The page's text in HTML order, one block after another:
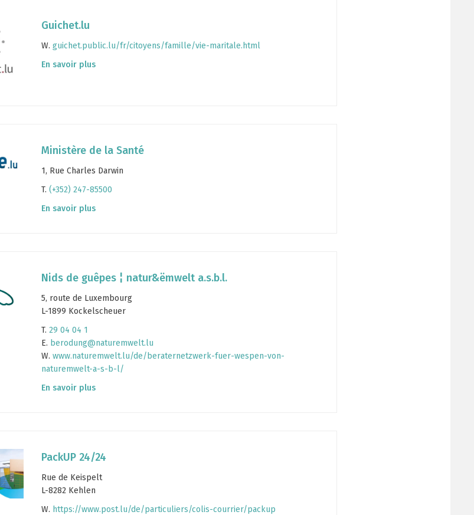
Guichet.lu
W. guichet.public.lu/fr/citoyens/famille/vie-maritale.html
En savoir plus
Ministère de la Santé
1, Rue Charles Darwin
T. (+352) 247-85500
En savoir plus
Nids de guêpes ¦ natur&ëmwelt a.s.b.l.
5, route de Luxembourg
L-1899 Kockelscheuer
T. 29 04 04 1
E. berodung@naturemwelt.lu
W. www.naturemwelt.lu/de/beraternetzwerk-fuer-wespen-von-
naturemwelt-a-s-b-l/
En savoir plus
PackUP 24/24
Rue de Keispelt
L-8282 Kehlen
W. https://www.post.lu/de/particuliers/colis-courrier/packup